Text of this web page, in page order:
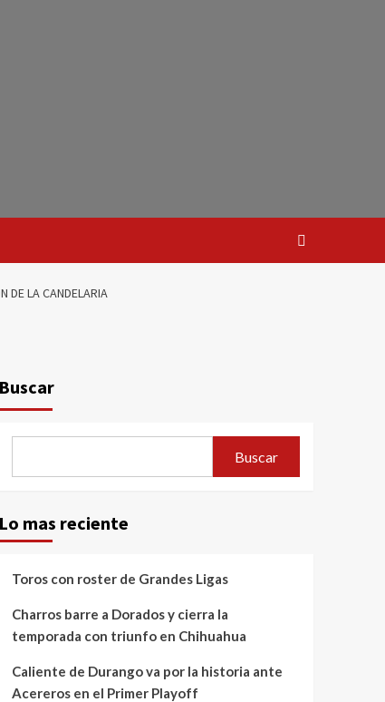
DE LA CANDELARIA
Buscar
Buscar
Lo mas reciente
Toros con roster de Grandes Ligas
Charros barre a Dorados y cierra la
temporada con triunfo en Chihuahua
Caliente de Durango va por la historia ante
Acereros en el Primer Playoff